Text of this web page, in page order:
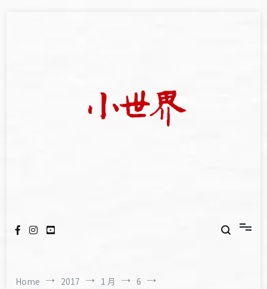
Home 2017 1 月
6